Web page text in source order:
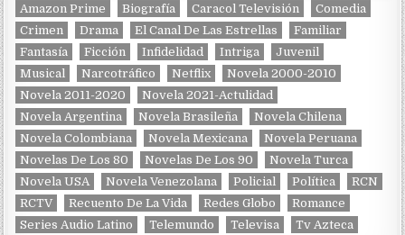
Amazon Prime Biografía Caracol Televisión
Comedia
Crimen
Drama El Canal De Las Estrellas
Familiar
Fantasía
Ficción Infidelidad Intriga
Juvenil
Musical
Narcotráfico Netflix
Novela 2000-2010
Novela 2011-2020
Novela 2021-Actulidad
Novela Argentina
Novela Brasileña
Novela Chilena
Novela Colombiana
Novela Mexicana
Novela Peruana
Novelas De Los 80
Novelas De Los 90
Novela Turca
Novela USA
Novela Venezolana Policial Política
RCN
RCTV
Recuento De La Vida Redes Globo
Romance
Series Audio Latino
Telemundo Televisa
Tv Azteca